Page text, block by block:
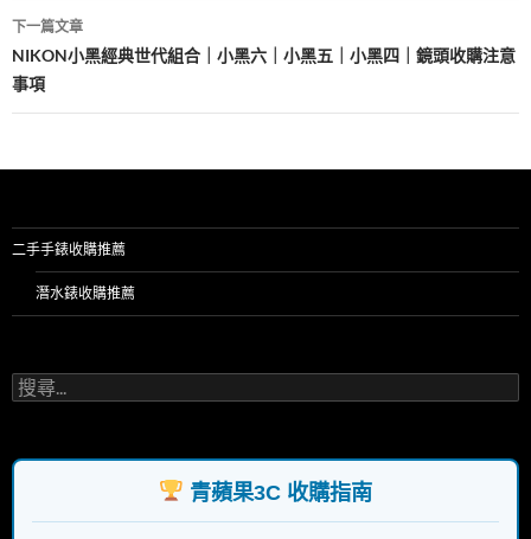
導
覽
下一篇文章
NIKON小黑經典世代組合｜小黑六｜小黑五｜小黑四｜鏡頭收購注意
事項
二手手錶收購推薦
潛水錶收購推薦
搜
尋
字:
青蘋果3C 收購指南